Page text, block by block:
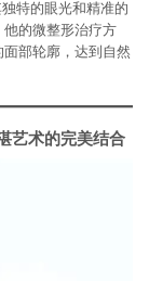
特的眼光和精准的
的微整形治疗方
部轮廓，达到自然
术的完美结合